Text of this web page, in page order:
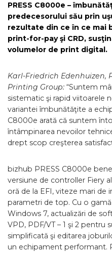
PRESS C8000e –
predecesorului său prin
rezultate din ce în ce mai
print-for-pay şi CRD,
volumelor de print digital.
Karl-Friedrich Edenhuizen,
Printing Group: “Suntem
sistematic şi rapid viitoarele
variantei îmbunătăţite a
C8000e arată că suntem
întâmpinarea nevoilor
drept scop creşterea
bizhub PRESS C8000e
versiune de controller Fiery
oră de la EFI, viteze mari de
parametri de top. Cu o
Windows 7, actualizări de
VPD, PDF/VT – 1 şi 2 pentru
simplificată şi editarea
un echipament performant.